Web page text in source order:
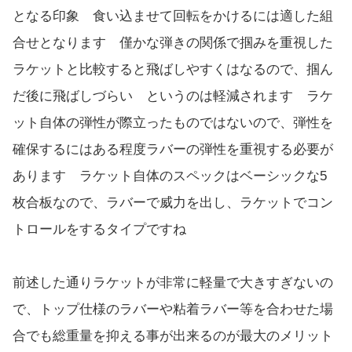
となる印象 食い込ませて回転をかけるには適した組
合せとなります 僅かな弾きの関係で掴みを重視した
ラケットと比較すると飛ばしやすくはなるので、掴ん
だ後に飛ばしづらい というのは軽減されます ラケ
ット自体の弾性が際立ったものではないので、弾性を
確保するにはある程度ラバーの弾性を重視する必要が
あります ラケット自体のスペックはベーシックな5
枚合板なので、ラバーで威力を出し、ラケットでコン
トロールをするタイプですね
前述した通りラケットが非常に軽量で大きすぎないの
で、トップ仕様のラバーや粘着ラバー等を合わせた場
合でも総重量を抑える事が出来るのが最大のメリット